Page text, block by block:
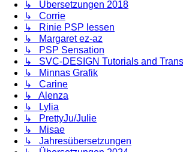
↳ Übersetzungen 2018
↳ Corrie
↳ Rinie PSP lessen
↳ Margaret ez-az
↳ PSP Sensation
↳ SVC-DESIGN Tutorials and
↳ Minnas Grafik
↳ Carine
↳ Alenza
↳ Lylia
↳ PrettyJu/Julie
↳ Misae
↳ Jahresübersetzungen